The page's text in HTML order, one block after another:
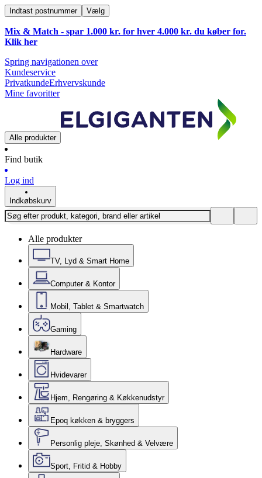
Indtast postnummer Vælg
Mix & Match - spar 1.000 kr. for hver 4.000 kr. du køber for.
Klik her
Spring navigationen over
Kundeservice
PrivatkundeErhvervskunde
Mine favoritter
Alle produkter
Find butik
Log ind
Indkøbskurv
Alle produkter
TV, Lyd & Smart Home
Computer & Kontor
Mobil, Tablet & Smartwatch
Gaming
Hardware
Hvidevarer
Hjem, Rengøring & Køkkenudstyr
Epoq køkken & bryggers
Personlig pleje, Skønhed & Velvære
Sport, Fritid & Hobby